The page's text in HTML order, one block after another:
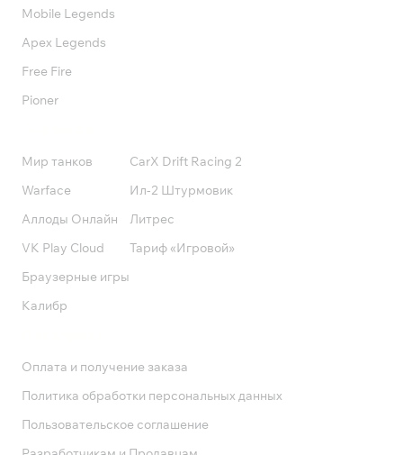
Mobile Legends
Apex Legends
Free Fire
Pioner
Мир танков
Warface
Аллоды Онлайн
VK Play Cloud
Браузерные игры
Калибр
CarX Drift Racing 2
Ил-2 Штурмовик
Литрес
Тариф «Игровой»
Оплата и получение заказа
Политика обработки персональных данных
Пользовательское соглашение